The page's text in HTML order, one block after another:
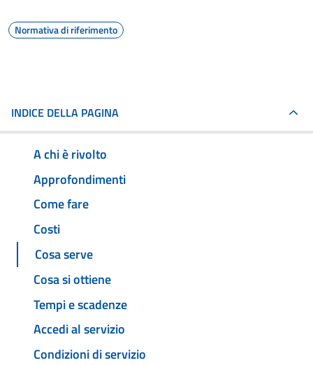
Normativa di riferimento
INDICE DELLA PAGINA
A chi è rivolto
Approfondimenti
Come fare
Costi
Cosa serve
Cosa si ottiene
Tempi e scadenze
Accedi al servizio
Condizioni di servizio